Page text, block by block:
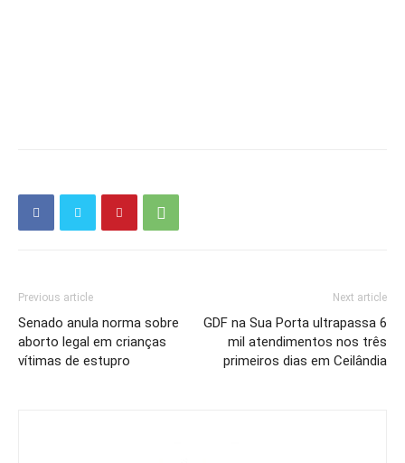
Previous article
Senado anula norma sobre
aborto legal em crianças
vítimas de estupro
Next article
GDF na Sua Porta ultrapassa 6
mil atendimentos nos três
primeiros dias em Ceilândia